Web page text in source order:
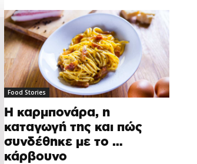
Food Stories
Η καρμπονάρα, η
καταγωγή της και πώς
συνδέθηκε με το …
κάρβουνο